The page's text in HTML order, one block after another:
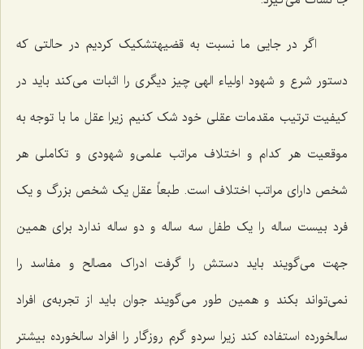
اگر در جایی ما نسبت به قضیهتشکیک کردیم در حالتی که
دستور شرع و شهود اولیاء الهی چیز دیگری را اثبات می‌کند باید در
کیفیت ترتیب مقدمات عقلی خود شک کنیم زیرا عقل ما با توجه به
موقعیت هر کدام و اختلاف مراتب علمی‌و شهودی و تکاملی هر
شخص دارای مراتب اختلاف است. طبعاً عقل یک شخص بزرگ و یک
فرد بیست ساله را یک طفل سه ساله و دو ساله ندارد برای همین
جهت می‌گویند باید دستش را گرفت ادراک مصالح و مفاسد را
نمی‌تواند بکند و همین طور می‌گویند جوان باید از تجربه‌ی افراد
سالخورده استفاده کند زیرا سردو گرم روزگار را افراد سالخورده بیشتر